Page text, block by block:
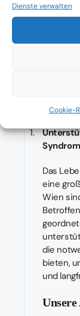
Dienste verwalten
Cookie-
Flexible
Ihren
Das
eine
Wien
die
bieten,
und